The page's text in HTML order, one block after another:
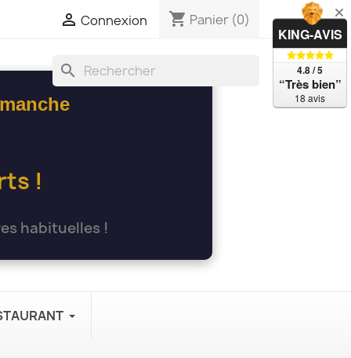
 Connexion shopping_cart Panier (0)
search
!
habituelles !
KING-AVIS
4.8 / 5
“Très bien”
18 avis